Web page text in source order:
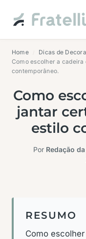
Home Dicas de
Como escolher a
contemporâneo.
Como
jantar
estilo
Por Redação
RESUMO
Como